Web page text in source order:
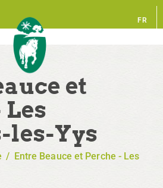
FR
et
Les
les-Yys
/ Entre Beauce et Perche - Les